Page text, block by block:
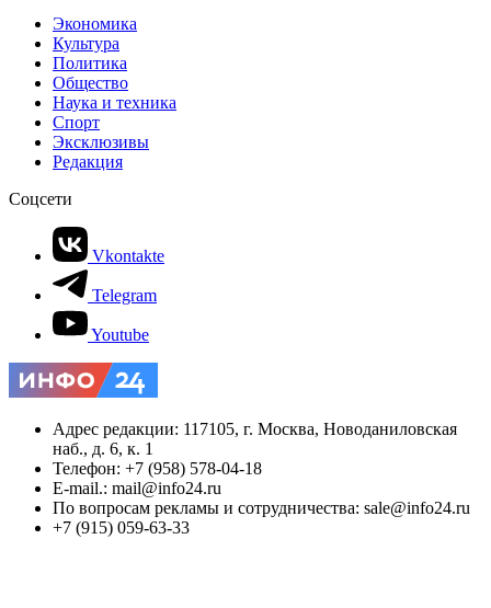
Экономика
Культура
Политика
Общество
Наука и техника
Спорт
Эксклюзивы
Редакция
Соцсети
Vkontakte
Telegram
Youtube
Адрес редакции: 117105, г. Москва, Новоданиловская
наб., д. 6, к. 1
Телефон: +7 (958) 578-04-18
E-mail.: mail@info24.ru
По вопросам рекламы и сотрудничества: sale@info24.ru
+7 (915) 059-63-33